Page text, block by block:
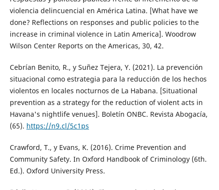
violencia delincuencial en América Latina. [What have we
done? Reflections on responses and public policies to the
increase in criminal violence in Latin America]. Woodrow
Wilson Center Reports on the Americas, 30, 42.
Cebrían Benito, R., y Suñez Tejera, Y. (2021). La prevención
situacional como estrategia para la reducción de los hechos
violentos en locales nocturnos de La Habana. [Situational
prevention as a strategy for the reduction of violent acts in
Havana's nightlife venues]. Boletín ONBC. Revista Abogacía,
(65). https://n9.cl/5c1ps
Crawford, T., y Evans, K. (2016). Crime Prevention and
Community Safety. In Oxford Handbook of Criminology (6th.
Ed.). Oxford University Press.